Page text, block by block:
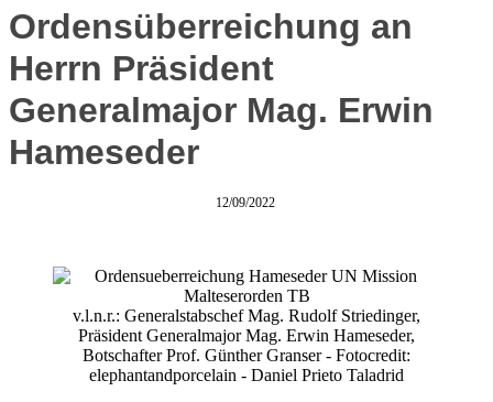
Ordensüberreichung an
Herrn Präsident
Generalmajor Mag. Erwin
Hameseder
12/09/2022
v.l.n.r.: Generalstabschef Mag. Rudolf Striedinger,
Präsident Generalmajor Mag. Erwin Hameseder,
Botschafter Prof. Günther Granser - Fotocredit:
elephantandporcelain - Daniel Prieto Taladrid